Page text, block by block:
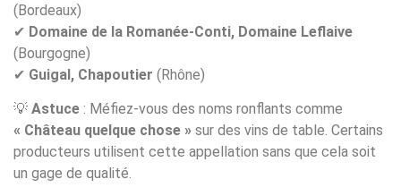
(Bordeaux)
✔ Domaine de la Romanée-Conti, Domaine Leflaive
(Bourgogne)
✔ Guigal, Chapoutier (Rhône)
💡 Astuce : Méfiez-vous des noms ronflants comme
« Château quelque chose » sur des vins de table. Certains
producteurs utilisent cette appellation sans que cela soit
un gage de qualité.